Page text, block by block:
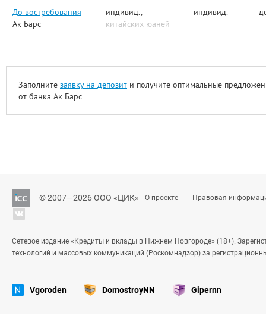
До востребования
Ак Барс
индивид.,
китайских юаней
индивид.
Заполните заявку на депозит и получите оптимальные
от банка Ак Барс
© 2007—2026 ООО «ЦИК» О проекте Правовая
Сетевое издание «Кредиты и вклады в Нижнем Новгороде» (18+).
технологий и массовых коммуникаций (Роскомнадзор) за
Vgoroden DomostroyNN Gipernn